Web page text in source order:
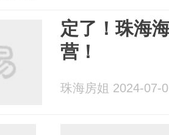
定了！珠海
营！
珠海房姐 2024-07-